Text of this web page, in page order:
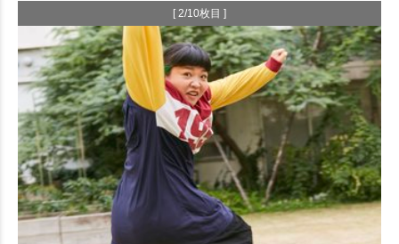
[ 2/10枚目 ]